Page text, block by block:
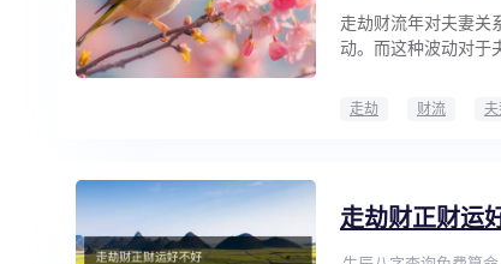
走劫财流年对夫妻关
动。而这种波动对于
走劫 财流
走劫财正财运